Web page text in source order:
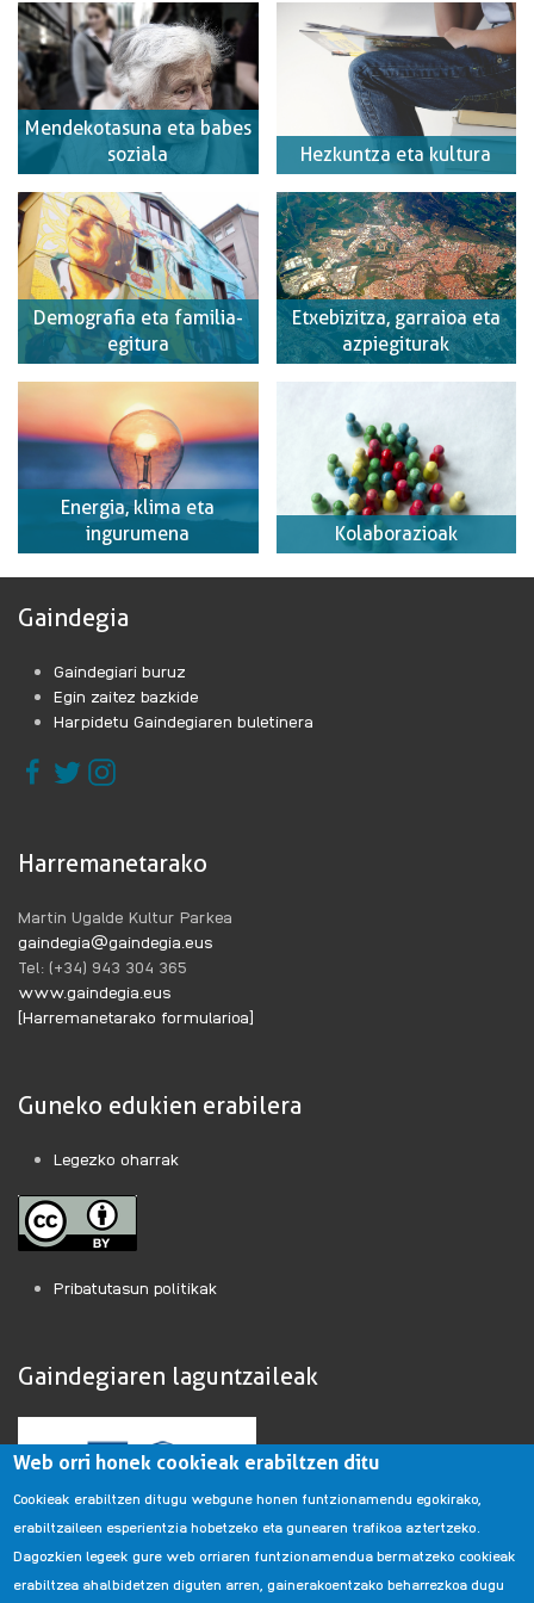
Mendekotasuna eta babes
soziala
Hezkuntza eta kultura
Demografia eta familia-
egitura
Etxebizitza, garraioa eta
azpiegiturak
Energia, klima eta
ingurumena
Kolaborazioak
Gaindegia
Gaindegiari buruz
Egin zaitez bazkide
Harpidetu Gaindegiaren buletinera
Harremanetarako
Martin Ugalde Kultur Parkea
gaindegia@gaindegia.eus
Tel: (+34) 943 304 365
www.gaindegia.eus
[Harremanetarako formularioa]
Guneko edukien erabilera
Legezko oharrak
Pribatutasun politikak
Gaindegiaren laguntzaileak
Web orri honek cookieak erabiltzen ditu
Cookieak erabiltzen ditugu webgune honen funtzionamendu egokirako,
erabiltzaileen esperientzia hobetzeko eta gunearen trafikoa aztertzeko.
Dagozkien legeek gure web orriaren funtzionamendua bermatzeko cookieak
erabiltzea ahalbidetzen diguten arren, gainerakoentzako beharrezkoa dugu